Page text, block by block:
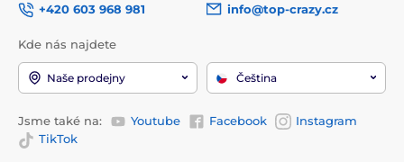
+420 603 968 981
info@top-crazy.cz
Kde nás najdete
Naše prodejny Čeština
Jsme také na: Youtube Facebook
Instagram
TikTok